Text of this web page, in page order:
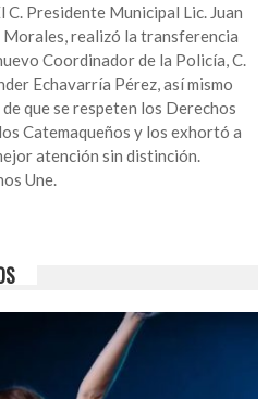
C. Presidente Municipal Lic. Juan
Morales, realizó la transferencia
Coordinador de la Policía, C.
Echavarría Pérez, así mismo
que se respeten los Derechos
Catemaqueños y los exhortó a
atención sin distinción.
Une.